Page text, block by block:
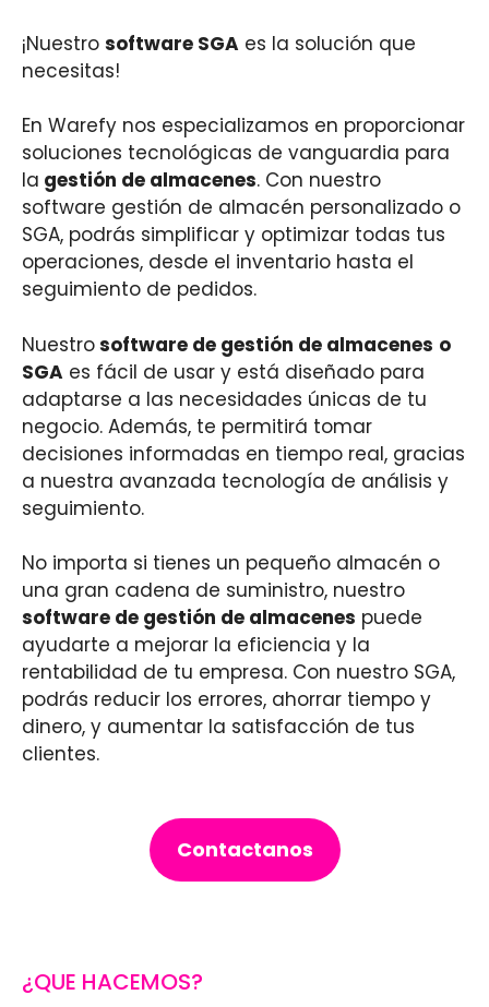
¡Nuestro software SGA es la solución que
necesitas!
En Warefy nos especializamos en proporcionar
soluciones tecnológicas de vanguardia para
la gestión de almacenes. Con nuestro
software gestión de almacén personalizado o
SGA, podrás simplificar y optimizar todas tus
operaciones, desde el inventario hasta el
seguimiento de pedidos.
Nuestrosoftware de gestión de almacenes o
SGA es fácil de usar y está diseñado para
adaptarse a las necesidades únicas de tu
negocio. Además, te permitirá tomar
decisiones informadas en tiempo real, gracias
a nuestra avanzada tecnología de análisis y
seguimiento.
No importa si tienes un pequeño almacén o
una gran cadena de suministro, nuestro
software de gestión de almacenes puede
ayudarte a mejorar la eficiencia y la
rentabilidad de tu empresa. Con nuestro SGA,
podrás reducir los errores, ahorrar tiempo y
dinero, y aumentar la satisfacción de tus
clientes.
Contactanos
¿QUE HACEMOS?